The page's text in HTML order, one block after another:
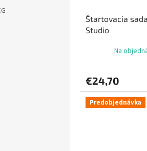
Štartovacia
Studio
Na
€24,70
Predobjednávka